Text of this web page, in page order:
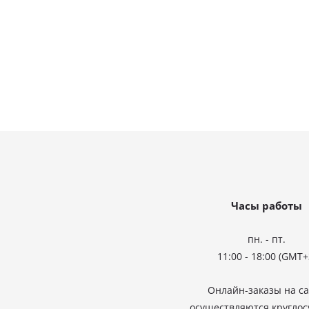
Часы работы
пн. - пт.
11:00 - 18:00
Онлайн-заказы на